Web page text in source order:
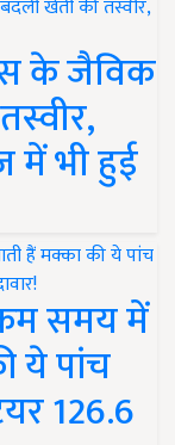
के जैविक
में भी हुई
समय में
ये पांच
126.6